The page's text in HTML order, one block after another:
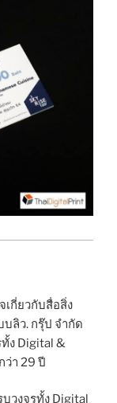
เกี่ยวกับสื่อสิ่ง
ลิว. กรุ๊ป จำกัด
ง Digital &
า 29 ปี
วงจรทั้ง Digital